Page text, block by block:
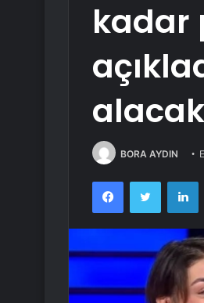
kadar
BORA AYDIN
FacebookTwitter